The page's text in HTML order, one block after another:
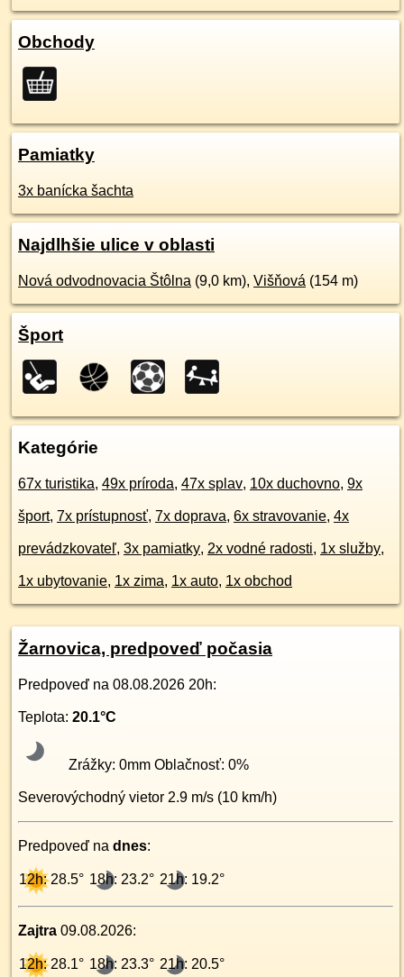
Obchody
Pamiatky
3x banícka šachta
Najdlhšie ulice v oblasti
Nová odvodnovacia Štôlna (9,0 km), Višňová (154 m)
Šport
Kategórie
67x turistika, 49x príroda, 47x splav, 10x duchovno, 9x
šport, 7x prístupnosť, 7x doprava, 6x stravovanie, 4x
prevádzkovateľ, 3x pamiatky, 2x vodné radosti, 1x služby,
1x ubytovanie, 1x zima, 1x auto, 1x obchod
Žarnovica, predpoveď počasia
Predpoveď na 08.08.2026 20h:
Teplota: 20.1°C
Zrážky: 0mm Oblačnosť: 0%
Severovýchodný vietor 2.9 m/s (10 km/h)
Predpoveď na dnes:
12h: 28.5° 18h: 23.2° 21h: 19.2°
Zajtra 09.08.2026:
12h: 28.1° 18h: 23.3° 21h: 20.5°